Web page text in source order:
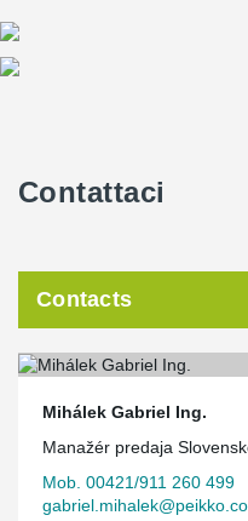
Contattaci
Contacts
Mihálek Gabriel Ing.
Manažér predaja
Mob. 00421/911 260 499